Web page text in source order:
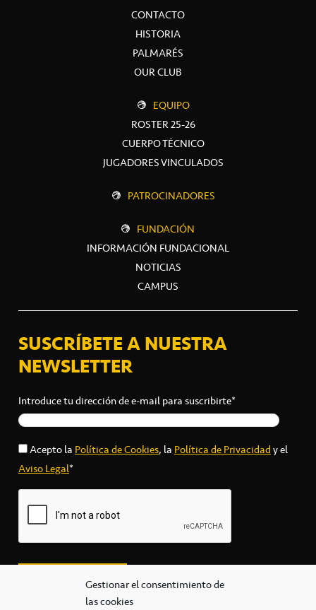
Gestionar el consentimiento de
las cookies
CONTACTO
HISTORIA
PALMARÉS
OUR CLUB
EQUIPO
ROSTER 25-26
CUERPO TÉCNICO
JUGADORES VINCULADOS
PATROCINADORES
FUNDACIÓN
INFORMACIÓN FUNDACIONAL
NOTICIAS
CAMPUS
SUSCRÍBETE A NUESTRA
NEWSLETTER
Introduce tu dirección de e-mail para suscribirte*
Acepto laPolítica de Cookies, laPolítica de Privacidady el
Aviso Legal*